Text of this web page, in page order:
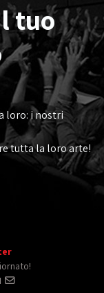
tuo
loro: i nostri
tutta la loro arte!